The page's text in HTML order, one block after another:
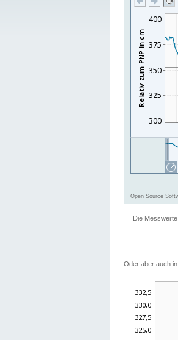
Oder aber auch in